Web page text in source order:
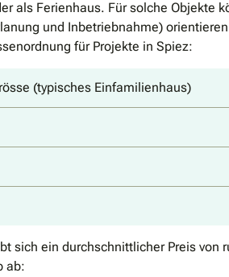
als Ferienhaus. Für solche Objekte
und Inbetriebnahme)
für Projekte in Spiez:
(typisches Einfamilienhaus)
sich ein durchschnittlicher Preis von
ab: